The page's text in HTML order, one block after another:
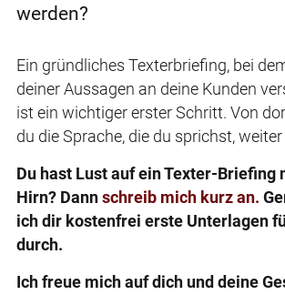
werden?
Ein gründliches Texterbriefing, bei
deiner Aussagen an deine Kunden
ist ein wichtiger erster Schritt. Von
du die Sprache, die du sprichst,
Du hast Lust auf ein Texter-Briefing
Hirn? Dann schreib mich kurz an.
ich dir kostenfrei erste Unterlagen
durch.
Ich freue mich auf dich und deine